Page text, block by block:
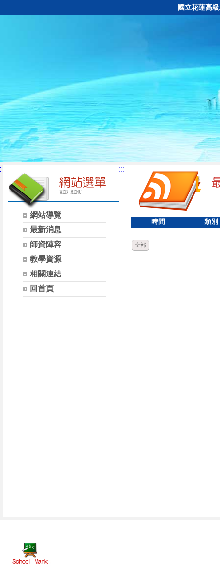
國立花蓮高
網站導覽
最新消息
師資陣容
教學資源
相關連結
回首頁
:::
時間 類別
全部